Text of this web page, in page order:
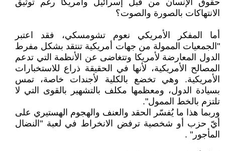
حقوق الإنسان من قبل إسرائيل وأمريكا رغم توثيق
الانتهاكات بالصورة والصوت؟
أما المفكر الأمريكي نعوم تشومسكي، فقد اعتبر
"الجمعيات الممولة من جهات أمريكية تنتقد بشكل مفرط
الدول المعارضة لأمريكا وتتغاضى عن الأنظمة التي تدعم
المصالح الأمريكية، لأنها في الحقيقة ذراع للاستخبارات
الأمريكية. وهي تخضع بالكلية لأجندات خاصة، تمس
بسيادة الدول، ومعظمها مكلف بالتشهير بالقوى التي لا
تلتزم بالخط الممول".
وربما هذا ما يُفسّر الحقد والعنف والهجوم الهستيري على
أيّ حزب أو شخصية ترفض الانخراط في لعبة "النضال
المأجور" .